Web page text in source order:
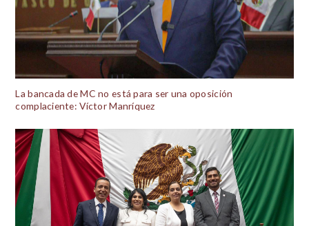
La bancada de MC no está para ser una oposición
complaciente: Víctor Manríquez